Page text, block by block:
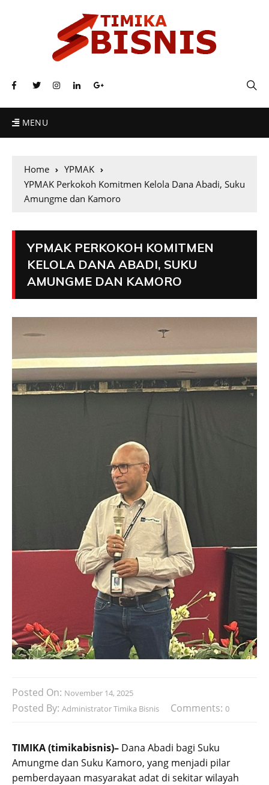
MENU
Home
YPMAK
YPMAK Perkokoh Komitmen Kelola Dana Abadi, Suku
Amungme dan Kamoro
YPMAK PERKOKOH KOMITMEN
KELOLA DANA ABADI, SUKU
AMUNGME DAN KAMORO
Posted On: November 14, 2025
Posted By: Administrator Timika Bisnis Comments: 0
TIMIKA (timikabisnis)– Dana Abadi bagi Suku
Amungme dan Suku Kamoro, yang menjadi pilar
pemberdayaan masyarakat adat di sekitar wilayah